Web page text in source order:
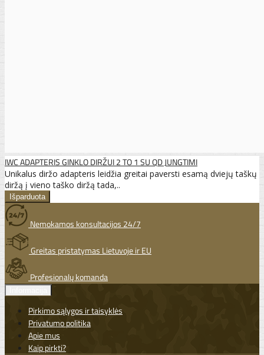
IWC ADAPTERIS GINKLO DIRŽUI 2 TO 1 SU QD JUNGTIMI
Unikalus diržo adapteris leidžia greitai paversti esamą dviejų taškų
diržą į vieno taško diržą tada,..
Nemokamos konsultacijos 24/7
Greitas pristatymas Lietuvoje ir EU
Profesionalų komanda
Pirkimo sąlygos ir taisyklės
Privatumo politika
Apie mus
Kaip pirkti?